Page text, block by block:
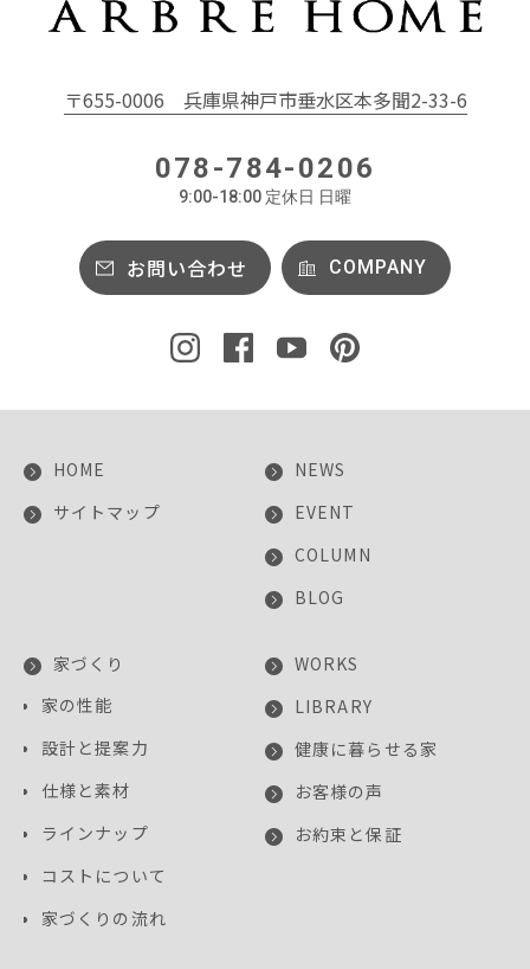
〒655-0006 兵庫県神戸市垂水区本多聞2-33-6
078-784-0206
9:00-18:00 定休日 日曜
お問い合わせ COMPANY
HOME
サイトマップ
NEWS
EVENT
COLUMN
BLOG
家づくり
家の性能
設計と提案力
仕様と素材
ラインナップ
コストについて
家づくりの流れ
WORKS
LIBRARY
健康に暮らせる家
お客様の声
お約束と保証